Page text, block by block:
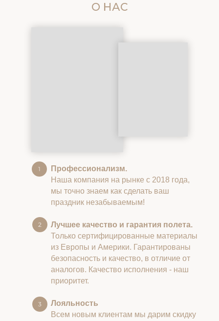
О НАС
Профессионализм.
Наша компания на рынке с 2018 года,
мы точно знаем как сделать ваш
праздник незабываемым!
Лучшее качество и гарантия полета.
Только сертифицированные материалы
из Европы и Америки. Гарантированы
безопасность и качество, в отличие от
аналогов. Качество исполнения - наш
приоритет.
Лояльность
Всем новым клиентам мы дарим скидку